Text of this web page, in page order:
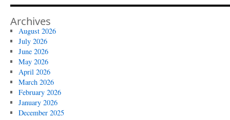
Archives
August 2026
July 2026
June 2026
May 2026
April 2026
March 2026
February 2026
January 2026
December 2025